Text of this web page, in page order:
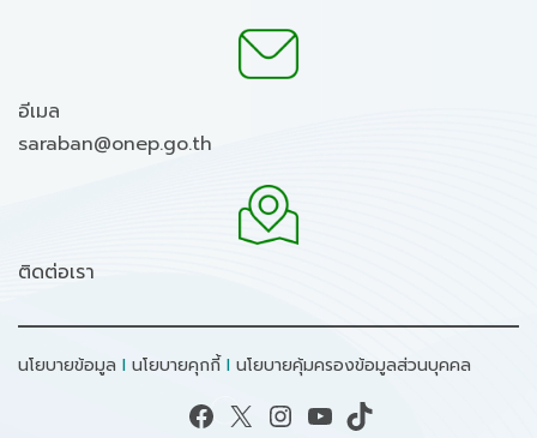
อีเมล
saraban@onep.go.th
ติดต่อเรา
นโยบายข้อมูล I นโยบายคุกกี้ I นโยบายคุ้มครองข้อมูลส่วนบุคคล
Facebook X Instagram YouTube TikTok